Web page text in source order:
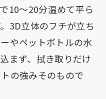
10〜20分温めて平ら
3D立体のフチが立ち
やペットボトルの水
まず、拭き取りだけ
の強みそのもので